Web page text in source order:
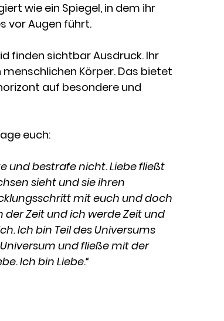
wie ein Spiegel, in dem ihr
vor Augen führt.
finden sichtbar Ausdruck. Ihr
Körper. Das bietet
auf besondere und
euch:
und bestrafe nicht. Liebe fließt
sieht und sie ihren
mit euch und doch
Zeit und ich werde Zeit und
Ich bin Teil des Universums
und fließe mit der
Ich bin Liebe.“